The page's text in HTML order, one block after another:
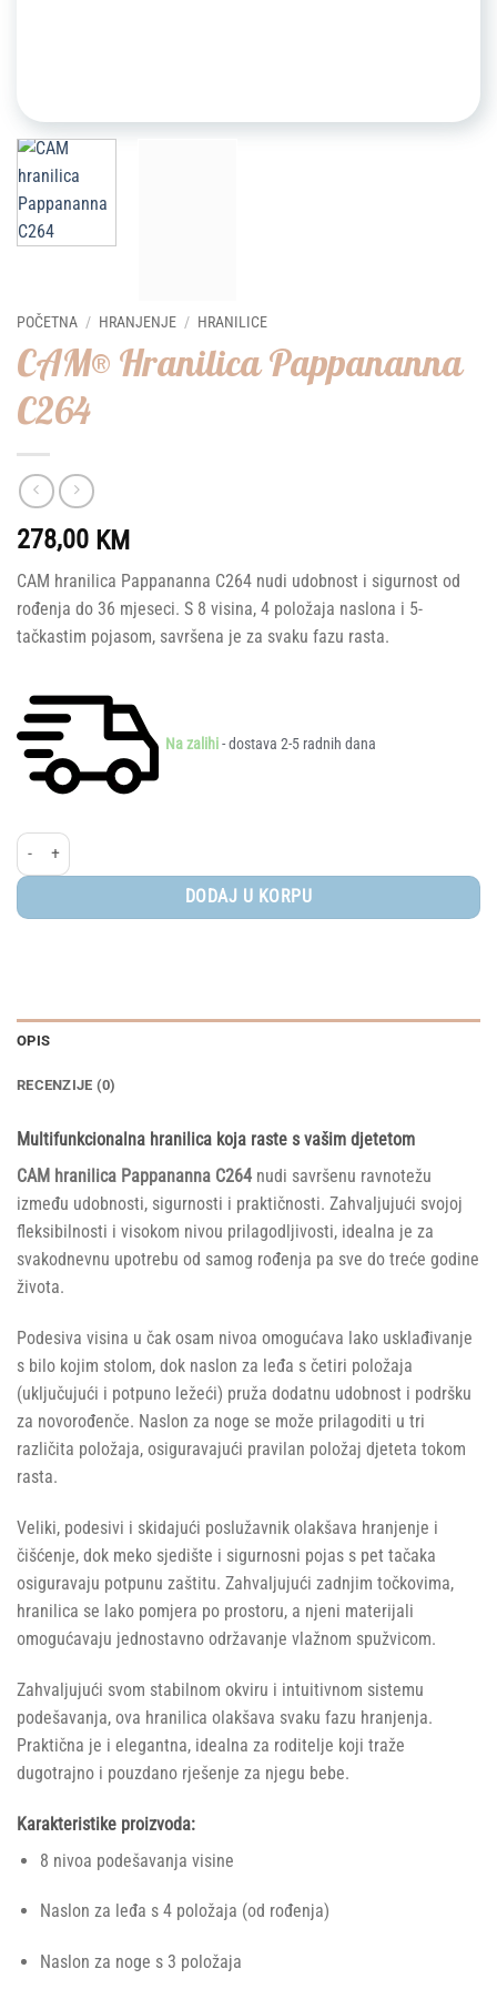
POČETNA / HRANJENJE / HRANILICE
CAM® Hranilica Pappananna
C264
278,00 KM
CAM hranilica Pappananna C264 nudi udobnost i sigurnost od
rođenja do 36 mjeseci. S 8 visina, 4 položaja naslona i 5-
tačkastim pojasom, savršena je za svaku fazu rasta.
Na zalihi- dostava 2-5 radnih dana
CAM® Hranilica Pappananna C264 količina
DODAJ U KORPU
OPIS
RECENZIJE (0)
Multifunkcionalna hranilica koja raste s vašim djetetom
CAM hranilica Pappananna C264 nudi savršenu ravnotežu
između udobnosti, sigurnosti i praktičnosti. Zahvaljujući svojoj
fleksibilnosti i visokom nivou prilagodljivosti, idealna je za
svakodnevnu upotrebu od samog rođenja pa sve do treće godine
života.
Podesiva visina u čak osam nivoa omogućava lako usklađivanje
s bilo kojim stolom, dok naslon za leđa s četiri položaja
(uključujući i potpuno ležeći) pruža dodatnu udobnost i podršku
za novorođenče. Naslon za noge se može prilagoditi u tri
različita položaja, osiguravajući pravilan položaj djeteta tokom
rasta.
Veliki, podesivi i skidajući poslužavnik olakšava hranjenje i
čišćenje, dok meko sjedište i sigurnosni pojas s pet tačaka
osiguravaju potpunu zaštitu. Zahvaljujući zadnjim točkovima,
hranilica se lako pomjera po prostoru, a njeni materijali
omogućavaju jednostavno održavanje vlažnom spužvicom.
Zahvaljujući svom stabilnom okviru i intuitivnom sistemu
podešavanja, ova hranilica olakšava svaku fazu hranjenja.
Praktična je i elegantna, idealna za roditelje koji traže
dugotrajno i pouzdano rješenje za njegu bebe.
Karakteristike proizvoda:
8 nivoa podešavanja visine
Naslon za leđa s 4 položaja (od rođenja)
Naslon za noge s 3 položaja